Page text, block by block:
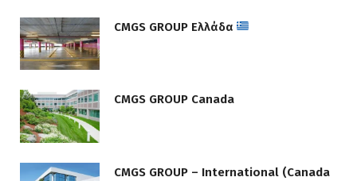
CMGS GROUP Ελλάδα
CMGS GROUP Canada
CMGS GROUP – International (Canada